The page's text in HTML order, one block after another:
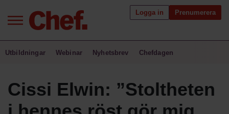
Logga in Prenumerera
Bra ledare förändrar världen
Utbildning för ledare
Utbildningar Webinar Nyhetsbrev Chefdagen
Cissi Elwin: ”Stoltheten